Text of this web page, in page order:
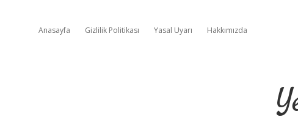
Anasayfa Gizlilik Politikası Yasal Uyarı Hakkımızda